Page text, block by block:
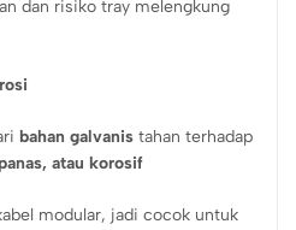
dan risiko tray melengkung
bahan galvanistahan terhadap
atau korosif
modular, jadi cocok untuk